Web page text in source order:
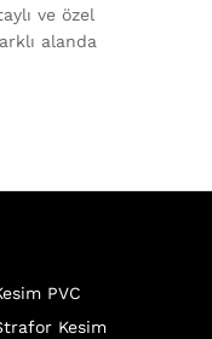
ve özel
alanda
PVC
Kesim